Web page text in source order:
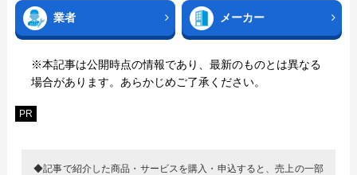
業者 メーカー
※本記事は公開時点の情報であり、最新のものとは異なる
場合があります。あらかじめご了承ください。
PR
◆記事で紹介した商品・サービスを購入・申込すると、売上の一部